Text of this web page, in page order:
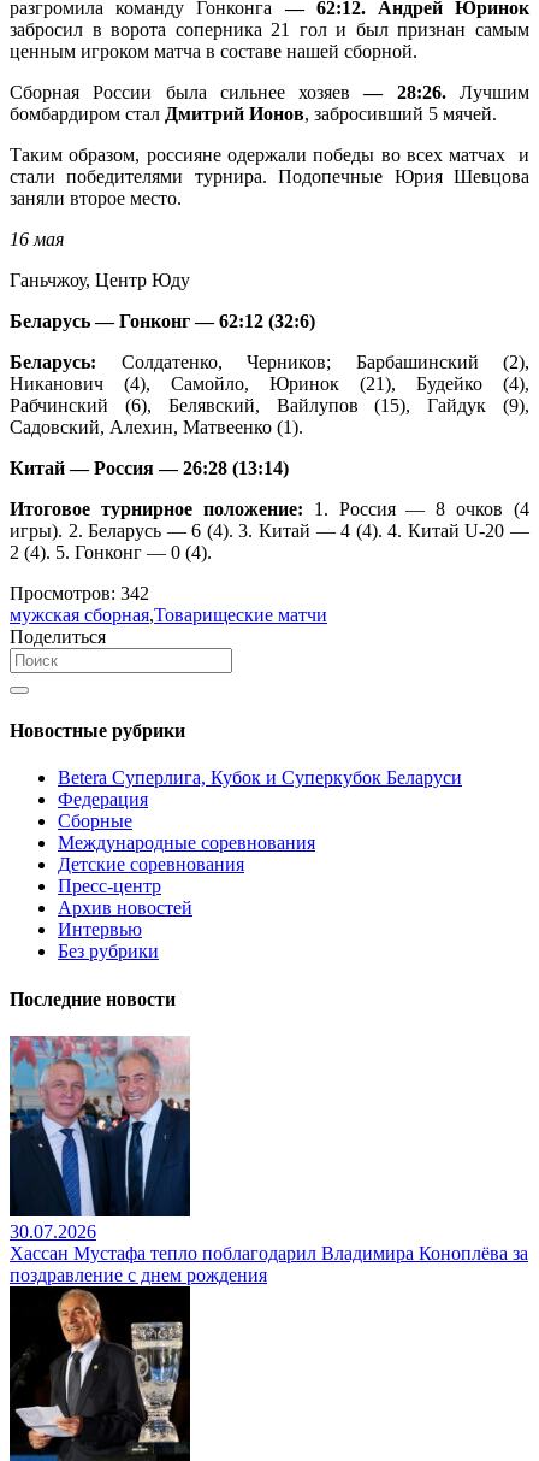
разгромила команду Гонконга— 62:12. Андрей Юринок
забросил в ворота соперника 21 гол и был признан самым
ценным игроком матча в составе нашей сборной.
Сборная России была сильнее хозяев— 28:26.Лучшим
бомбардиром стал Дмитрий Ионов, забросивший 5 мячей.
Таким образом, россияне одержали победы во всех матчах и
стали победителями турнира. Подопечные Юрия Шевцова
заняли второе место.
16 мая
Ганьчжоу, Центр Юду
Беларусь — Гонконг — 62:12 (32:6)
Беларусь: Солдатенко, Черников; Барбашинский (2),
Никанович (4), Самойло, Юринок (21), Будейко (4),
Рабчинский (6), Белявский, Вайлупов (15), Гайдук (9),
Садовский, Алехин, Матвеенко (1).
Китай — Россия — 26:28 (13:14)
Итоговое турнирное положение: 1. Россия — 8 очков (4
игры). 2. Беларусь — 6 (4). 3. Китай — 4 (4). 4. Китай U-20 —
2 (4). 5. Гонконг — 0 (4).
Просмотров: 342
мужская сборная,Товарищеские матчи
Поделиться
Новостные рубрики
Betera Суперлига, Кубок и Суперкубок Беларуси
Федерация
Сборные
Международные соревнования
Детские соревнования
Пресс-центр
Архив новостей
Интервью
Без рубрики
Последние новости
30.07.2026
Хассан Мустафа тепло поблагодарил Владимира Коноплёва за
поздравление с днем рождения